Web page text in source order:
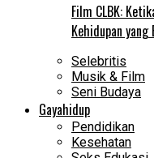
Film CLBK:
Kehidupan yang
Selebritis
Musik & Film
Seni Budaya
Gayahidup
Pendidikan
Kesehatan